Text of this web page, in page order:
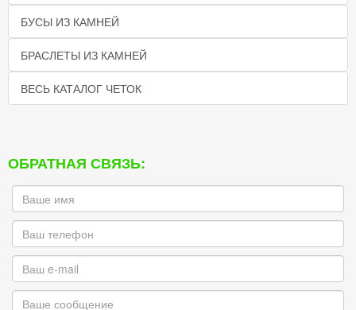
БУСЫ ИЗ КАМНЕЙ
БРАСЛЕТЫ ИЗ КАМНЕЙ
ВЕСЬ КАТАЛОГ ЧЕТОК
ОБРАТНАЯ СВЯЗЬ: